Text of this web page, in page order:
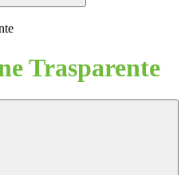
Trasparente